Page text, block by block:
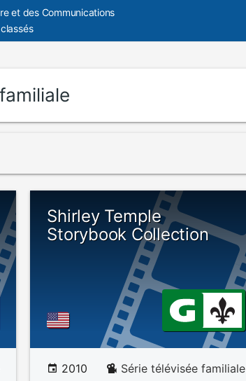
et des Communications
Shirley Temple
Storybook Collection
2010 Série télévisée familiale